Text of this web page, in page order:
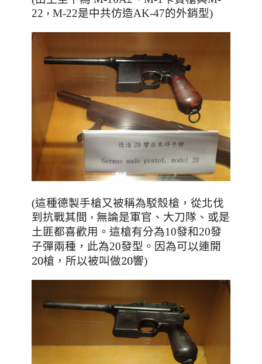
22 ， M-22是中共仿造AK-47的外銷型)
(這種德製手槍又被稱為駁殼槍 ，從北伐
到抗戰其間 ， 無論是軍官 、大刀隊 、或是
土匪都喜歡用 。 這槍有分為10發和20發
子彈兩種 ，此為20發型 。因為可以連開
20槍 ，所以被叫做20響)